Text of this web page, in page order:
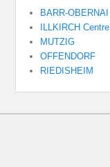
BARR-OBERNAI
ILLKIRCH Centre
MUTZIG
OFFENDORF
RIEDISHEIM